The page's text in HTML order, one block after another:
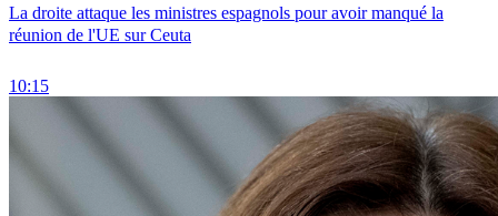
La droite attaque les ministres espagnols pour avoir manqué la
réunion de l'UE sur Ceuta
10:15